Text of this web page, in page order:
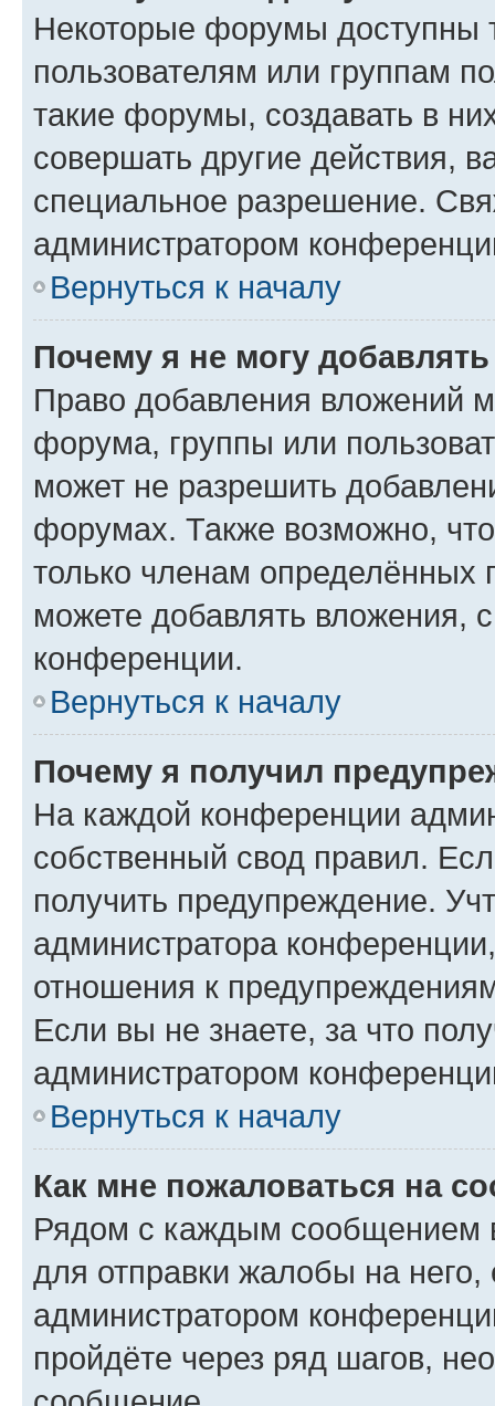
Некоторые форумы доступны
пользователям или группам
такие форумы, создавать в
совершать другие действия,
специальное разрешение.
администратором
Вернуться к началу
Почему я не могу
Право добавления вложений
форума, группы или
может не разрешить
форумах. Также возможно,
только членам определённых
можете добавлять вложения,
конференции.
Вернуться к началу
Почему я получил
На каждой конференции
собственный свод правил.
получить предупреждение.
администратора
отношения к
Если вы не знаете, за что
администратором
Вернуться к началу
Как мне пожаловаться на
Рядом с каждым сообщением
для отправки жалобы на
администратором
пройдёте через ряд шагов,